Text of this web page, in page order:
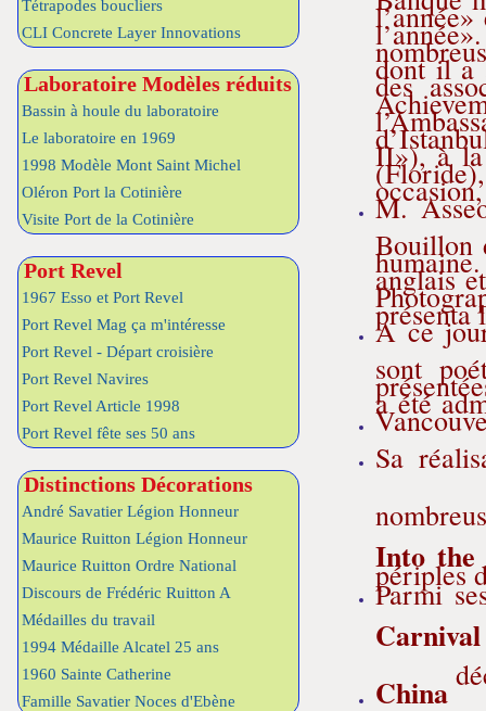
Tétrapodes boucliers
CLI Concrete Layer Innovations
Laboratoire Modèles réduits
Bassin à houle du laboratoire
Le laboratoire en 1969
1998 Modèle Mont Saint Michel
Oléron Port la Cotinière
Visite Port de la Cotinière
Port Revel
1967 Esso et Port Revel
Port Revel Mag ça m'intéresse
Port Revel - Départ croisière
Port Revel Navires
Port Revel Article 1998
Port Revel fête ses 50 ans
Distinctions Décorations
André Savatier Légion Honneur
Maurice Ruitton Légion Honneur
Maurice Ruitton Ordre National
Discours de Frédéric Ruitton A
Médailles du travail
1994 Médaille Alcatel 25 ans
1960 Sainte Catherine
Famille Savatier Noces d'Ebène
dont il a
des
II»), à la
M.
Bouillon
anglais
présenta
A ce
sont
a été
Sa
périples
Parmi